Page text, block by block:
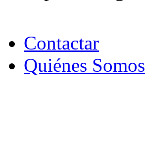
Contactar
Quiénes Somos